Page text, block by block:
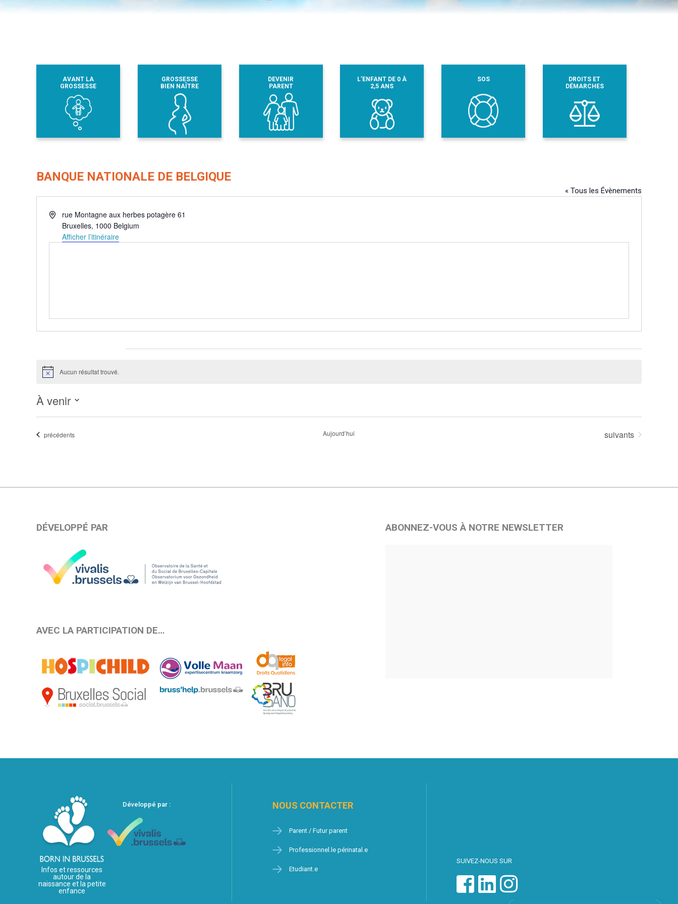
AVANT LA
GROSSESSE
GROSSESSE
BIEN NAÎTRE
DEVENIR
PARENT
L’ENFANT DE 0 À
2,5 ANS
SOS
DROITS ET
DÉMARCHES
BANQUE NATIONALE DE BELGIQUE
« Tous les Évènements
Adresserue Montagne aux herbes potagère 61
Bruxelles, 1000 Belgium
Afficher l’itinéraire
Notice Aucun résultat trouvé.
À venir
date.Évènements
précédents Aujourd’hui Évènements
suivants
DÉVELOPPÉ PAR
AVEC LA PARTICIPATION DE…
ABONNEZ-VOUS À NOTRE NEWSLETTER
Infos et ressources
autour de la
naissance et la petite
enfance
Développé par : NOUS CONTACTER
Parent / Futur parent
Professionnel.le périnatal.e
Etudiant.e
SUIVEZ-NOUS SUR